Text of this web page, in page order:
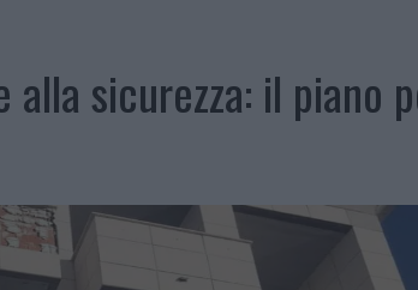
alla sicurezza: il piano